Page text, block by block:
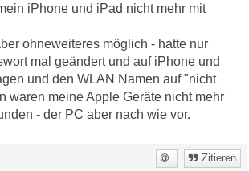
iPhone und iPad nicht mehr mit
ohneweiteres möglich - hatte nur
mal geändert und auf iPhone und
und den WLAN Namen auf "nicht
waren meine Apple Geräte nicht mehr
- der PC aber nach wie vor.
Zitieren